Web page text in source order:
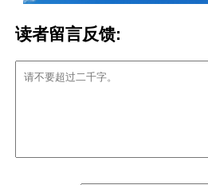
读者留言反馈: